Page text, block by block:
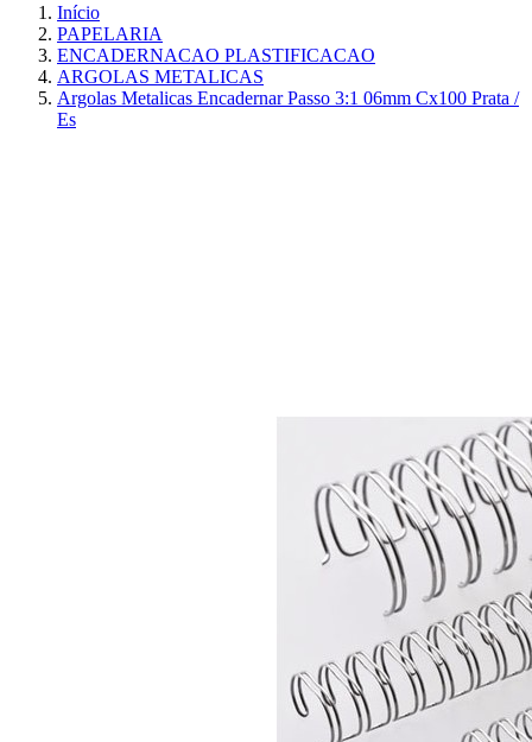
Início
PAPELARIA
ENCADERNACAO PLASTIFICACAO
ARGOLAS METALICAS
Argolas Metalicas Encadernar Passo 3:1 06mm Cx100 Prata /
Es